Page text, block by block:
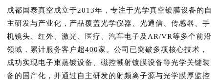
成都国泰真空成立于2013年，专注于光学真空镀膜设备的自
主研发与产业化，产品覆盖光学仪器、光通信、传感器、手
机镜头、红外、激光、医疗、汽车电子及AR/VR等多个前沿
领域，累计服务客户超400家。公司已突破多项核心技术，
成功实现电子束蒸镀设备、磁控溅射镀膜设备等光学关键装
备的国产化，并通过自主研发的射频离子源与光学膜厚监控